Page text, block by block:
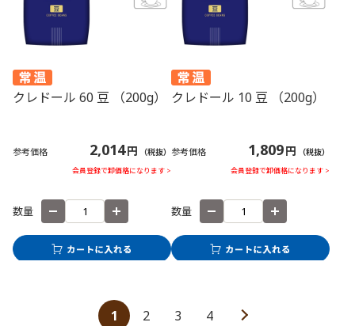
クレドール 60 豆 （200g）
参考価格 2,014円 （税抜）
会員登録で卸価格になります >
数量
クレドール 10 豆 （200g）
参考価格 1,809円 （税抜）
会員登録で卸価格になります >
数量
1 2 3 4